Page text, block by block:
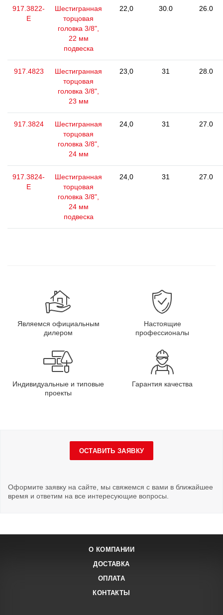
917.3822-
E
Шестигранная
торцовая
головка 3/8",
22 мм
подвеска
22,0 30.0 26.0
917.4823
Шестигранная
торцовая
головка 3/8",
23 мм
23,0 31 28.0
917.3824
Шестигранная
торцовая
головка 3/8",
24 мм
24,0 31 27.0
917.3824-
E
Шестигранная
торцовая
головка 3/8",
24 мм
подвеска
24,0 31 27.0
Являемся официальным
дилером
Настоящие
профессионалы
Индивидуальные и типовые
проекты
Гарантия качества
ОСТАВИТЬ ЗАЯВКУ
Оформите заявку на сайте, мы свяжемся с вами в ближайшее
время и ответим на все интересующие вопросы.
О КОМПАНИИ
ДОСТАВКА
ОПЛАТА
КОНТАКТЫ